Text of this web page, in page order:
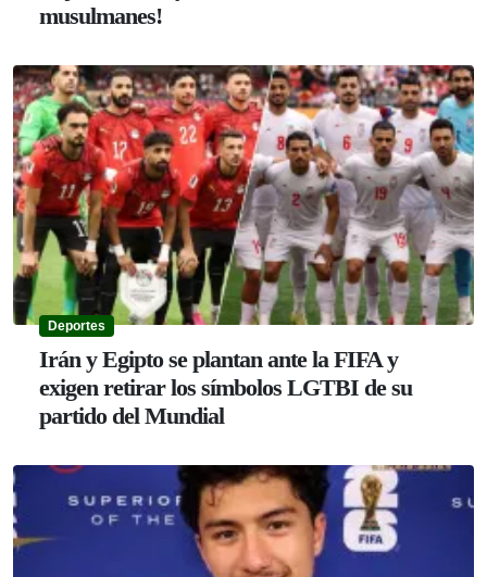
musulmanes!
Deportes
Irán y Egipto se plantan ante la FIFA y
exigen retirar los símbolos LGTBI de su
partido del Mundial